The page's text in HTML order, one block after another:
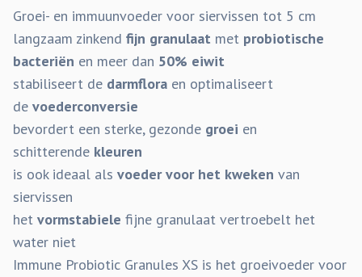
Groei- en immuunvoeder voor siervissen tot 5 cm
langzaam zinkend fijn granulaat met probiotische
bacteriën en meer dan 50% eiwit
stabiliseert de darmflora en optimaliseert
de voederconversie
bevordert een sterke, gezonde groei en
schitterende kleuren
is ook ideaal als voeder voor het kweken van
siervissen
het vormstabiele fijne granulaat vertroebelt het
water niet
Immune Probiotic Granules XS is het groeivoeder voor